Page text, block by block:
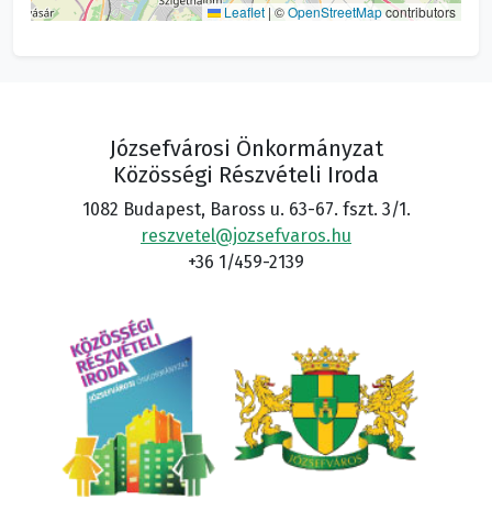
Leaflet | ©OpenStreetMapcontributors
Józsefvárosi Önkormányzat
Közösségi Részvételi Iroda
1082 Budapest, Baross u. 63-67. fszt. 3/1.
reszvetel@jozsefvaros.hu
+36 1/459-2139